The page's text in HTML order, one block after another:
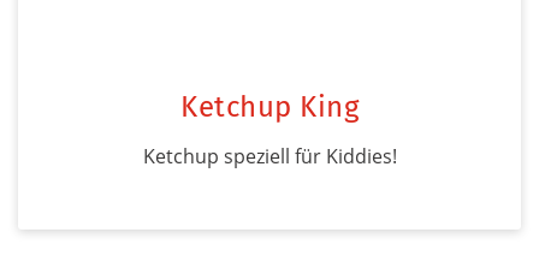
Ketchup King
Ketchup speziell für Kiddies!